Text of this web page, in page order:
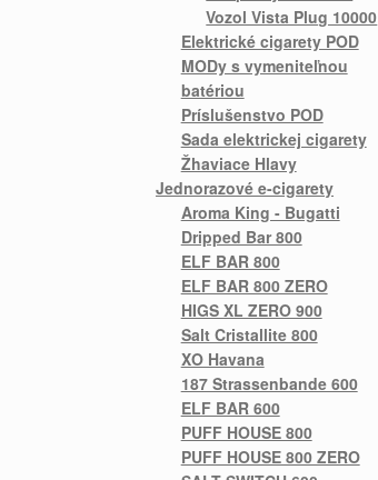
Vozol Vista Plug 10000
Elektrické cigarety POD
MODy s vymeniteľnou
batériou
Príslušenstvo POD
Sada elektrickej cigarety
Žhaviace Hlavy
Jednorazové e-cigarety
Aroma King - Bugatti
Dripped Bar 800
ELF BAR 800
ELF BAR 800 ZERO
HIGS XL ZERO 900
Salt Cristallite 800
XO Havana
187 Strassenbande 600
ELF BAR 600
PUFF HOUSE 800
PUFF HOUSE 800 ZERO